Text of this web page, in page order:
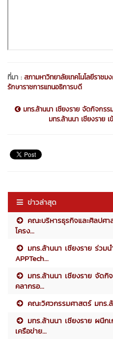
ที่มา :สภามหาวิทยาลัยเทคโนโลยีราช
รักษาราชการแทนอธิการบดี
มทร.ล้านนา เชียงราย จัดกิจกรร
มทร.ล้านนา เชียงราย
ข่าวล่าสุด
คณะบริหารธุรกิจและศิลปศ
โครง...
มทร.ล้านนา เชียงราย ร่วม
APPTech...
มทร.ล้านนา เชียงราย จัด
คลากรอ...
คณะวิศวกรรมศาสตร์ มทร.
มทร.ล้านนา เชียงราย ผนึก
เครือข่าย...